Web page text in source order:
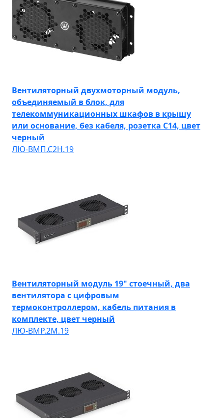
Вентиляторный двухмоторный модуль,
объединяемый в блок, для
телекоммуникационных шкафов в крышу
или основание, без кабеля, розетка С14, цвет
черный
ЛЮ-ВМП.С2Н.19
Вентиляторный модуль 19" стоечный, два
вентилятора с цифровым
термоконтроллером, кабель питания в
комплекте, цвет черный
ЛЮ-ВМР.2М.19